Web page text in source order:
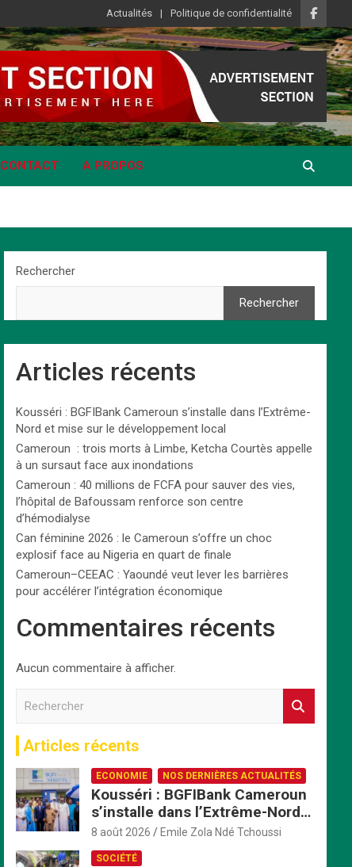
Actualités Politique de confidentialité
CONTACT A PROPOS
Rechercher
Rechercher
Articles récents
Kousséri : BGFIBank Cameroun s’installe dans l’Extrême-
Nord et mise sur le développement local
Cameroun : trois morts à Limbe, Ketcha Courtès appelle
à un sursaut face aux inondations
Cameroun : 40 millions de FCFA pour sauver des vies,
l’hôpital de Bafoussam renforce son centre
d’hémodialyse
Can féminine 2026 : le Cameroun s’offre un choc
explosif face au Nigeria en quart de finale
Cameroun–CEEAC : Yaoundé veut lever les barrières
pour accélérer l’intégration économique
Commentaires récents
Aucun commentaire à afficher.
r
c
h
e
Articles récents
ECONOMIE NOS DERNIÈRES ACTUALITÉS
Kousséri : BGFIBank Cameroun
s’installe dans l’Extrême-Nord
et mise sur le développement
local
8 août 2026 Emile Zola Ndé Tchoussi
SOCIÉTÉ